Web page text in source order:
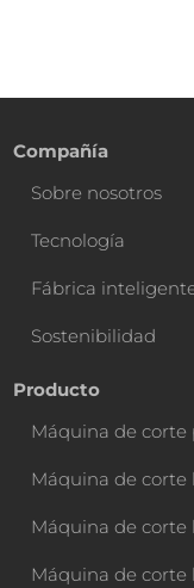
Compañía
Sobre nosotros
Tecnología
Fábrica
Sostenibilidad
Producto
Máquina de corte
Máquina de corte
Máquina de corte
Máquina de corte